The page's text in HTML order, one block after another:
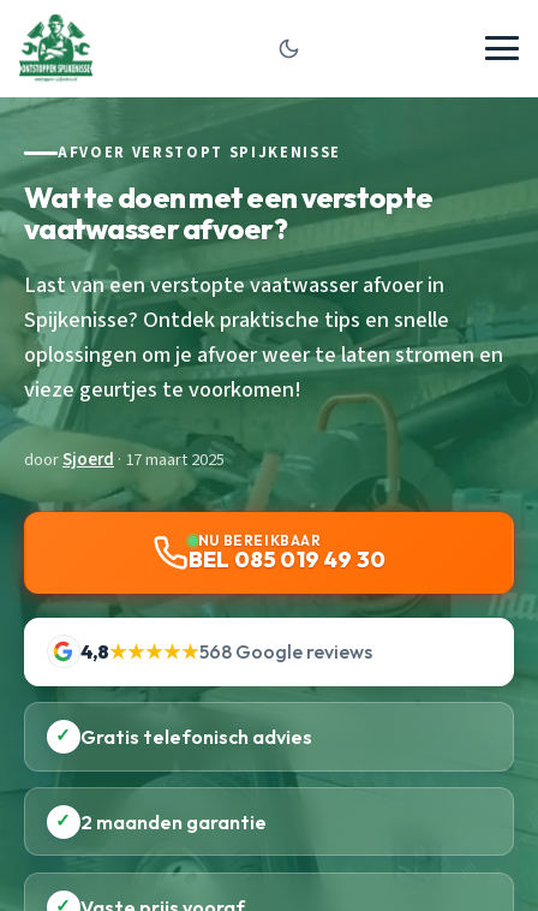
AFVOER VERSTOPT SPIJKENISSE
Wat te doen met een verstopte
vaatwasser afvoer?
Last van een verstopte vaatwasser afvoer in
Spijkenisse? Ontdek praktische tips en snelle
oplossingen om je afvoer weer te laten stromen en
vieze geurtjes te voorkomen!
doorSjoerd · 17 maart 2025
NU BEREIKBAAR
BEL 085 019 49 30
4,8★★★★★568 Google reviews
✓ Gratis telefonisch advies
✓ 2 maanden garantie